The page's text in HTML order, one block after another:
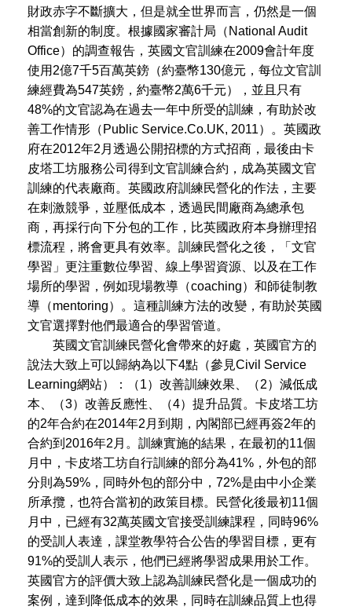
財政赤字不斷擴大，但是就全世界而言，仍然是一個
相當創新的制度。根據國家審計局（National Audit
Office）的調查報告，英國文官訓練在2009會計年度
使用2億7千5百萬英鎊（約臺幣130億元，每位文官訓
練經費為547英鎊，約臺幣2萬6千元），並且只有
48%的文官認為在過去一年中所受的訓練，有助於改
善工作情形（Public Service.Co.UK, 2011）。英國政
府在2012年2月透過公開招標的方式招商，最後由卡
皮塔工坊服務公司得到文官訓練合約，成為英國文官
訓練的代表廠商。英國政府訓練民營化的作法，主要
在刺激競爭，並壓低成本，透過民間廠商為總承包
商，再採行向下分包的工作，比英國政府本身辦理招
標流程，將會更具有效率。訓練民營化之後，「文官
學習」更注重數位學習、線上學習資源、以及在工作
場所的學習，例如現場教導（coaching）和師徒制教
導（mentoring）。這種訓練方法的改變，有助於英國
文官選擇對他們最適合的學習管道。
英國文官訓練民營化會帶來的好處，英國官方的
說法大致上可以歸納為以下4點（參見Civil Service
Learning網站）：（1）改善訓練效果、（2）減低成
本、（3）改善反應性、（4）提升品質。卡皮塔工坊
的2年合約在2014年2月到期，內閣部已經再簽2年的
合約到2016年2月。訓練實施的結果，在最初的11個
月中，卡皮塔工坊自行訓練的部分為41%，外包的部
分則為59%，同時外包的部分中，72%是由中小企業
所承攬，也符合當初的政策目標。民營化後最初11個
月中，已經有32萬英國文官接受訓練課程，同時96%
的受訓人表達，課堂教學符合公告的學習目標，更有
91%的受訓人表示，他們已經將學習成果用於工作。
英國官方的評價大致上認為訓練民營化是一個成功的
案例，達到降低成本的效果，同時在訓練品質上也得